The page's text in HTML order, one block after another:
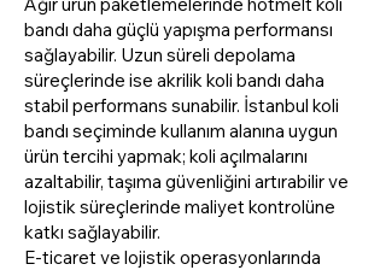
bandı daha güçlü yapışma performansı
sağlayabilir. Uzun süreli depolama
süreçlerinde ise akrilik koli bandı daha
stabil performans sunabilir. İstanbul koli
bandı seçiminde kullanım alanına uygun
ürün tercihi yapmak; koli açılmalarını
azaltabilir, taşıma güvenliğini artırabilir ve
lojistik süreçlerinde maliyet kontrolüne
katkı sağlayabilir.
E-ticaret ve lojistik operasyonlarında